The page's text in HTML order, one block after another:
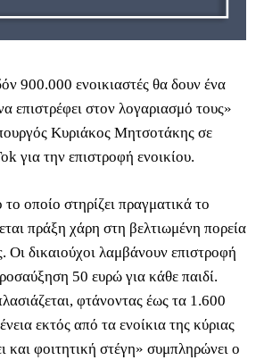
900.000 ενοικιαστές θα δουν ένα
επιστρέφει στον λογαριασμό τους»
Κυριάκος Μητσοτάκης σε
για την επιστροφή ενοικίου.
οποίο στηρίζει πραγματικά το
πράξη χάρη στη βελτιωμένη πορεία
Οι δικαιούχοι λαμβάνουν επιστροφή
50 ευρώ για κάθε παιδί.
φτάνοντας έως τα 1.600
εκτός από τα ενοίκια της κύριας
και φοιτητική στέγη» συμπληρώνει ο